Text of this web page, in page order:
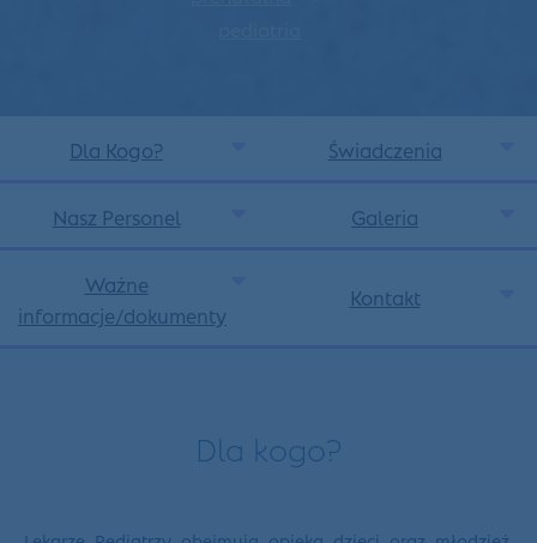
Dla Kogo? Świadczenia
Nasz Personel Galeria
Ważne
informacje/dokumenty
Kontakt
Dla kogo?